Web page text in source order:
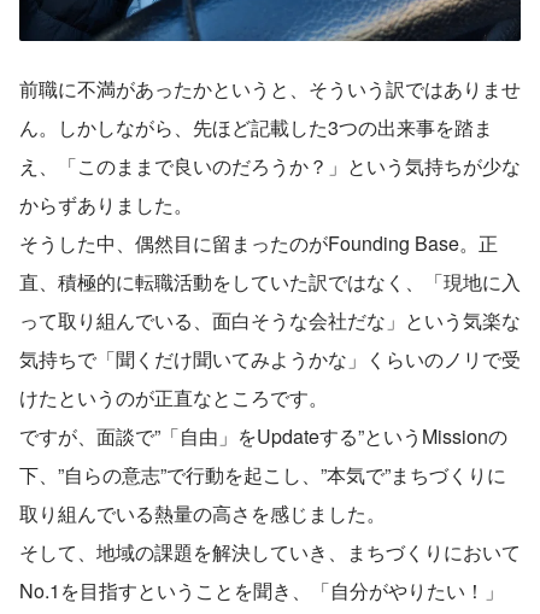
前職に不満があったかというと、そういう訳ではありませ
ん。しかしながら、先ほど記載した3つの出来事を踏ま
え、「このままで良いのだろうか？」という気持ちが少な
からずありました。
そうした中、偶然目に留まったのがFounding Base。正
直、積極的に転職活動をしていた訳ではなく、「現地に入
って取り組んでいる、面白そうな会社だな」という気楽な
気持ちで「聞くだけ聞いてみようかな」くらいのノリで受
けたというのが正直なところです。
ですが、面談で”「自由」をUpdateする”というMissionの
下、”自らの意志”で行動を起こし、”本気で”まちづくりに
取り組んでいる熱量の高さを感じました。
そして、地域の課題を解決していき、まちづくりにおいて
No.1を目指すということを聞き、「自分がやりたい！」